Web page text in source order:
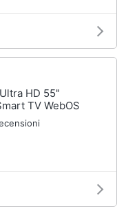
HD 55"
TV WebOS